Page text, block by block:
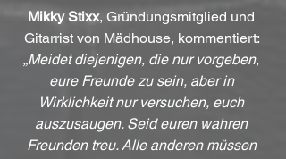
Mikky Stixx, Gründungsmitglied und
Gitarrist von Mädhouse, kommentiert:
„Meidet diejenigen, die nur vorgeben,
eure Freunde zu sein, aber in
Wirklichkeit nur versuchen, euch
auszusaugen. Seid euren wahren
Freunden treu. Alle anderen müssen